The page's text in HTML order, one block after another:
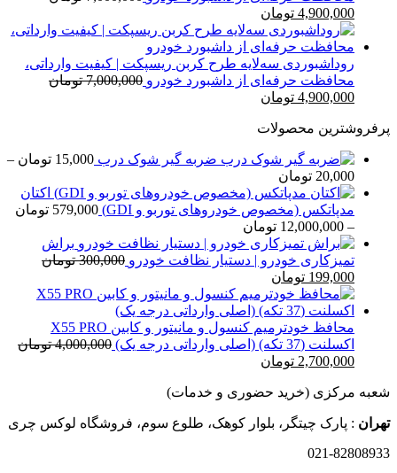
قیمت
اصلی
7,000,000 تومان
بود.
4,900,000 تومان
فعلی
4,900,000 تومان
است.
روداشبوردی سه‌لایه طرح کربن ریسپکت | کیفیت وارداتی،
محافظت حرفه‌ای از داشبورد خودرو 7,000,000 تومان
قیمت
7,000,000 تومان
4,900,000 تومان
پرفروشترین محصولات
ضربه گیر شوک درب 15,000 تومان –
20,000 تومان
قیمت:
15,000 تومان
تا
20,000 تومان
اکتان
مدپاتکس (مخصوص خودروهای توربو و GDI)
579,000 تومان
–
12,000,000 تومان
قیمت:
579,000 تومان
12,000,000 تومان
براش
تمیزکاری خودرو | دستیار نظافت خودرو 300,000 تومان
قیمت
اصلی
300,000 تومان
بود.
199,000 تومان
فعلی
199,000 تومان
است.
محافظ خودترمیم کنسول و مانیتور و کابین X55 PRO
اکسلنت (37 تکه) (اصلی وارداتی درجه یک)
4,000,000 تومان
قیمت
4,000,000 تومان
2,700,000 تومان
2,700,000 تومان
شعبه مرکزی (خرید حضوری و خدمات)
تهران : پارک چیتگر، بلوار کوهک، طلوع سوم، فروشگاه لوکس چری
021-82808933